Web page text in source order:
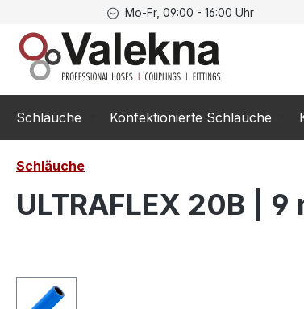
Zur Hauptnavigation springen
Mo-Fr, 09:00 - 16:00 Uhr
Schläuche Konfektionierte Schläuche
Schläuche
ULTRAFLEX 20B |
Bildergalerie überspringen